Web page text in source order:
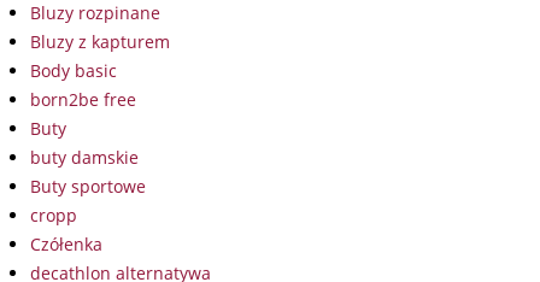
Bluzy rozpinane
Bluzy z kapturem
Body basic
born2be free
Buty
buty damskie
Buty sportowe
cropp
Czółenka
decathlon alternatywa